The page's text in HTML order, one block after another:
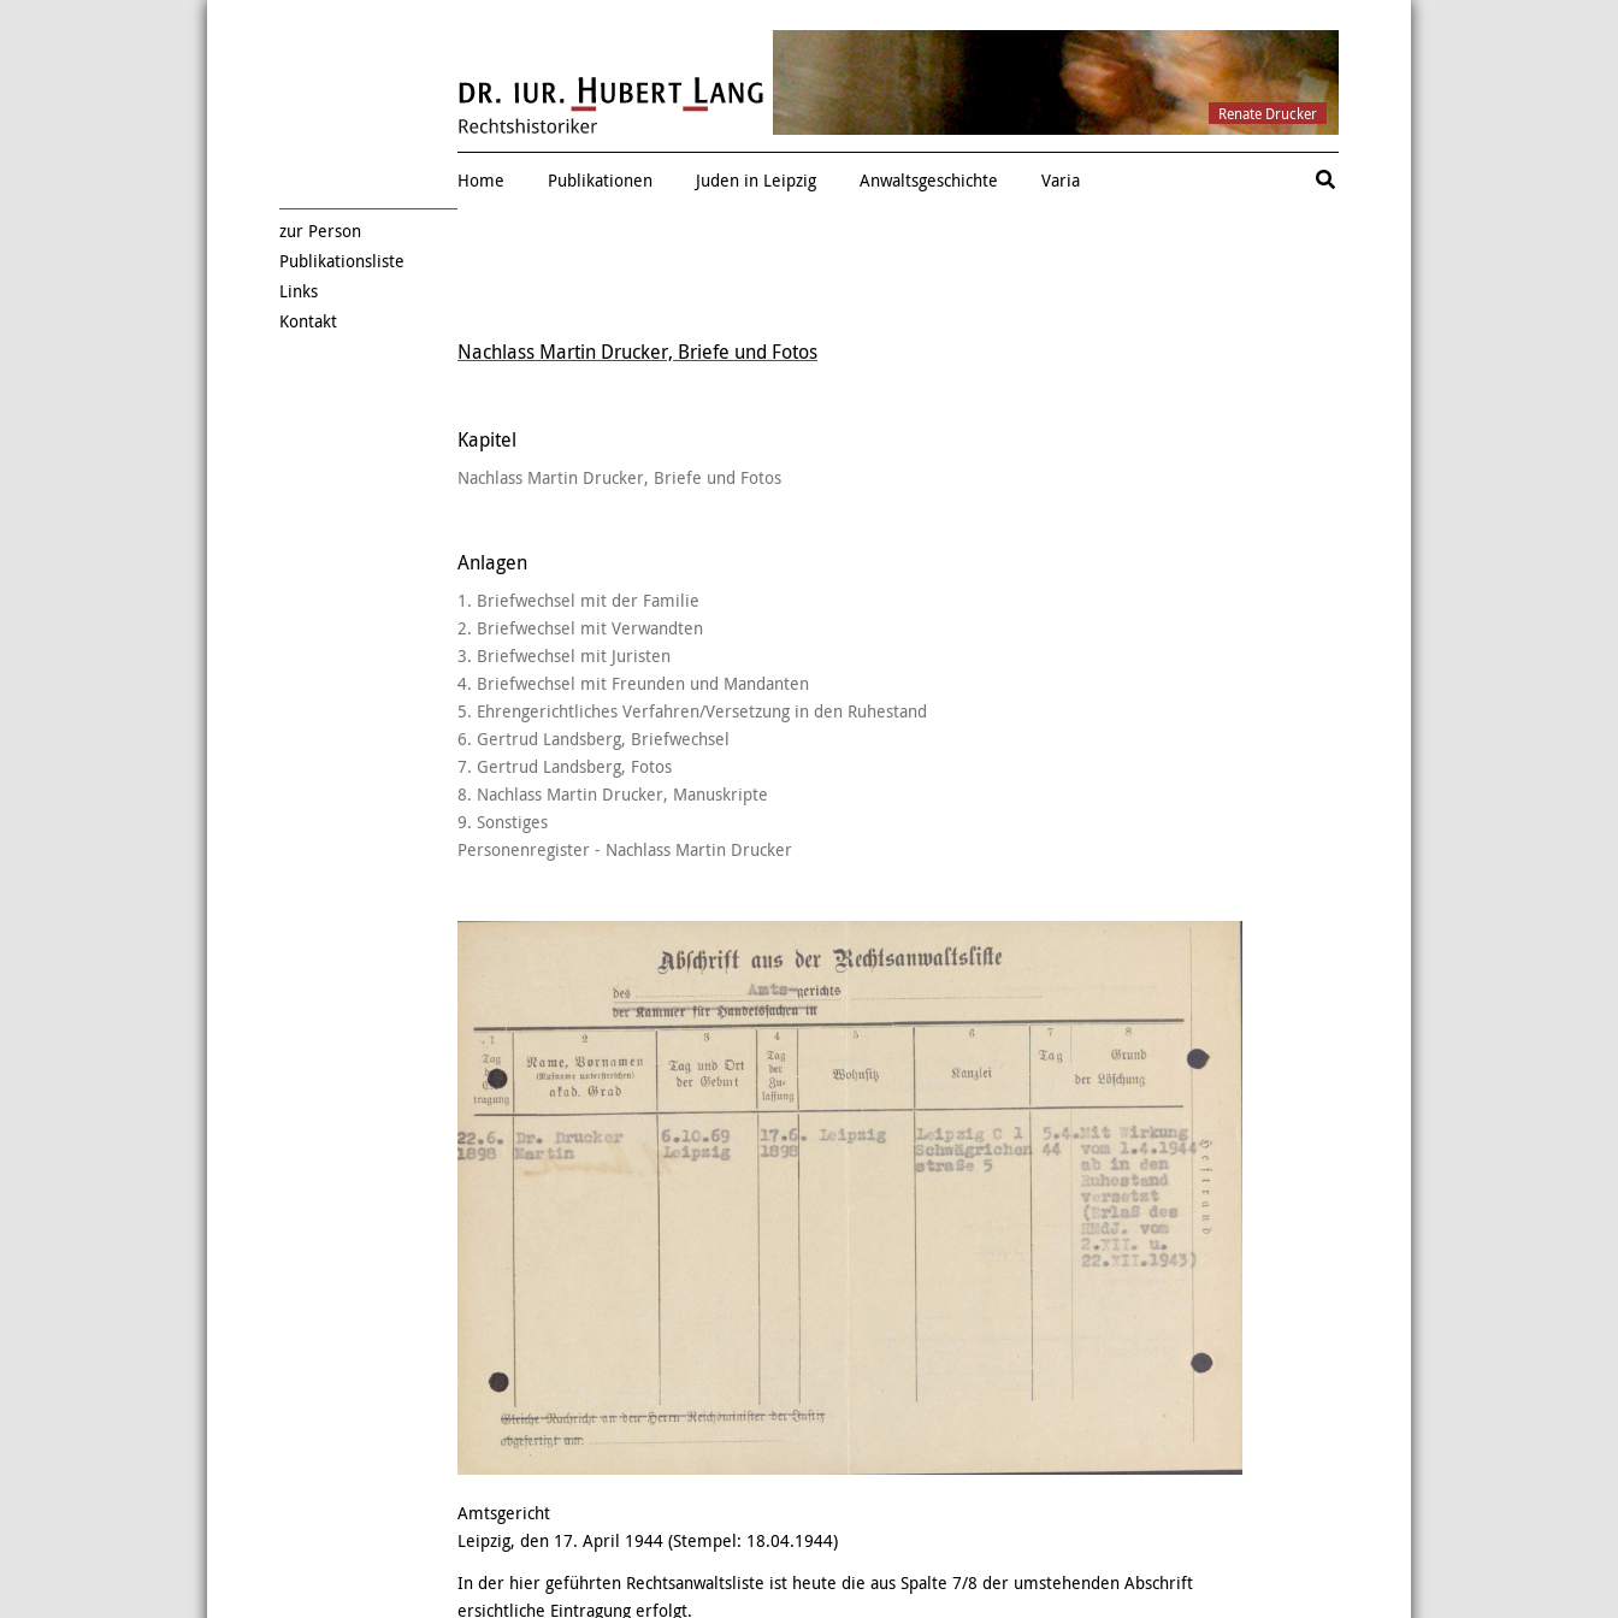
Eduard Einschlag Renate Drucker
Home Publikationen Juden in Leipzig Anwaltsgeschichte Varia
Nachlass Martin Drucker, Briefe und Fotos
Kapitel
Nachlass Martin Drucker, Briefe und Fotos
Anlagen
1. Briefwechsel mit der Familie
2. Briefwechsel mit Verwandten
3. Briefwechsel mit Juristen
4. Briefwechsel mit Freunden und Mandanten
5. Ehrengerichtliches Verfahren/Versetzung in den Ruhestand
6. Gertrud Landsberg, Briefwechsel
7. Gertrud Landsberg, Fotos
8. Nachlass Martin Drucker, Manuskripte
9. Sonstiges
Personenregister - Nachlass Martin Drucker
Amtsgericht
Leipzig, den 17. April 1944 (Stempel: 18.04.1944)
In der hier geführten Rechtsanwaltsliste ist heute die aus Spalte 7/8 der umstehenden Abschrift
ersichtliche Eintragung erfolgt.
zur Person
Publikationsliste
Links
Kontakt